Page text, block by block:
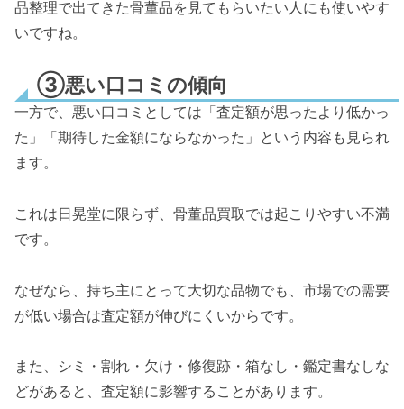
品整理で出てきた骨董品を見てもらいたい人にも使いやす
いですね。
③悪い口コミの傾向
一方で、悪い口コミとしては「査定額が思ったより低かっ
た」「期待した金額にならなかった」という内容も見られ
ます。
これは日晃堂に限らず、骨董品買取では起こりやすい不満
です。
なぜなら、持ち主にとって大切な品物でも、市場での需要
が低い場合は査定額が伸びにくいからです。
また、シミ・割れ・欠け・修復跡・箱なし・鑑定書なしな
どがあると、査定額に影響することがあります。